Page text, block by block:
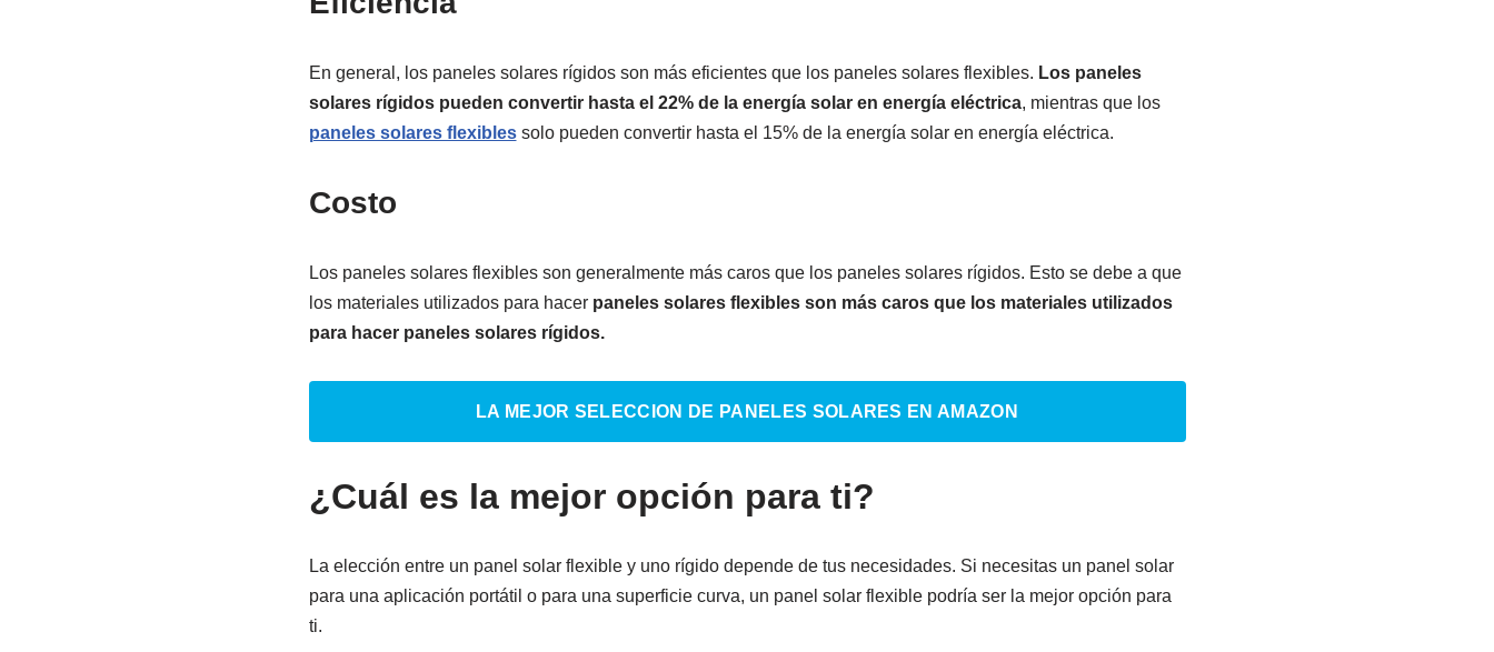
En general, los paneles solares rígidos son más eficientes que los paneles solares flexibles. Los paneles
solares rígidos pueden convertir hasta el 22% de la energía solar en energía eléctrica, mientras que los
paneles solares flexiblessolo pueden convertir hasta el 15% de la energía solar en energía eléctrica.
Costo
Los paneles solares flexibles son generalmente más caros que los paneles solares rígidos. Esto se debe a que
los materiales utilizados para hacer paneles solares flexibles son más caros que los materiales utilizados
para hacer paneles solares rígidos.
LA MEJOR SELECCION DE PANELES SOLARES EN AMAZON
¿Cuál es la mejor opción para ti?
La elección entre un panel solar flexible y uno rígido depende de tus necesidades. Si necesitas un panel solar
para una aplicación portátil o para una superficie curva, un panel solar flexible podría ser la mejor opción para
ti.